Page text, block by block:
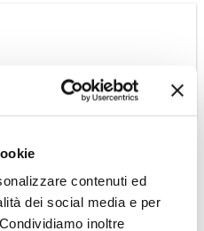
contenuti ed
dei social media e per
inoltre
guida